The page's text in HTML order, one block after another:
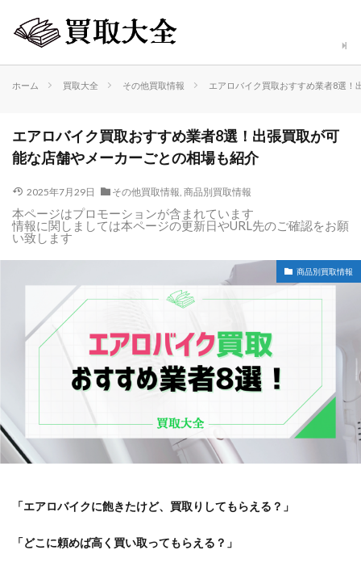
ホーム 買取大全 その他買取情報 エアロバイク買取おすすめ業者8選
エアロバイク買取おすすめ業者8選！出張買取が可
能な店舗やメーカーごとの相場も紹介
2025年7月29日 その他買取情報, 商品別買取情報
本ページはプロモーションが含まれています
情報に関しましては本ページの更新日やURL先のご確認をお願
い致します
商品別買取情報
「エアロバイクに飽きたけど、買取りしてもらえる？」
「どこに頼めば高く買い取ってもらえる？」